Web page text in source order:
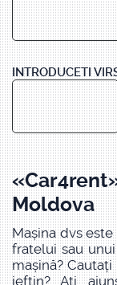
INTRODUCETI
Moldova
Mașina dvs
fratelui sau
mașină?
ieftin? Ați